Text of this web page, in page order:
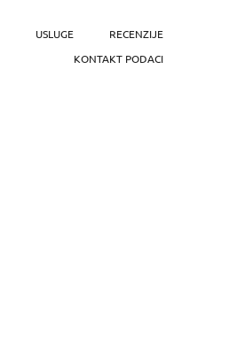
USLUGE
RECENZIJE
KONTAKT PODACI